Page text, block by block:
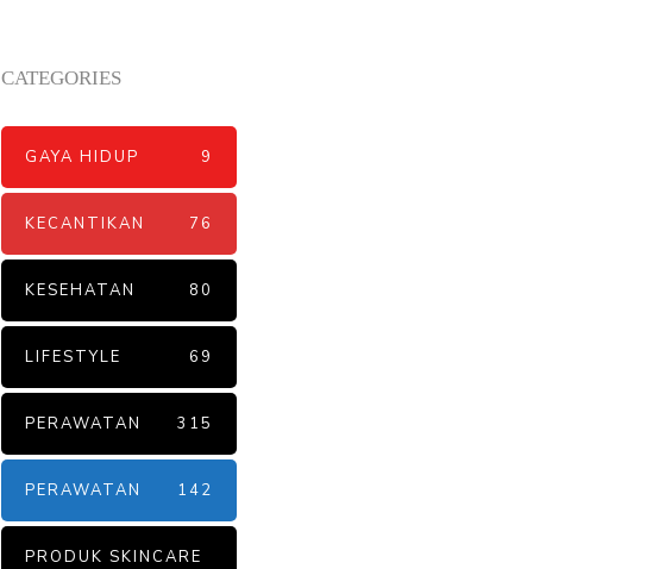
CATEGORIES
GAYA HIDUP 9
KECANTIKAN 76
KESEHATAN 80
LIFESTYLE 69
PERAWATAN 315
PERAWATAN 142
PRODUK SKINCARE